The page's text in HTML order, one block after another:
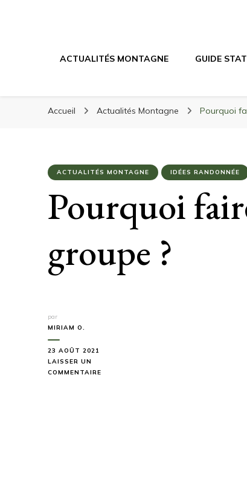
Randonnée
ACTUALITÉS MONTAGNE GUIDE
Accueil Actualités Montagne Pourquoi
ACTUALITÉS MONTAGNE IDÉES RANDONNÉE
Pourquoi
groupe ?
par
MIRIAM O.
23 AOÛT 2021
LAISSER UN
COMMENTAIRE